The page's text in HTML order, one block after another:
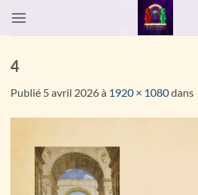
4
Publié 5 avril 2026à 1920 × 1080dans